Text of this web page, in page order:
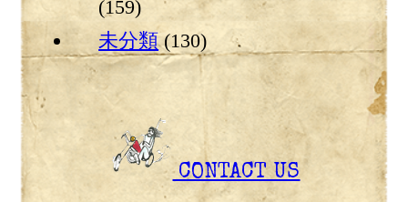
(159)
未分類(130)
CONTACT US